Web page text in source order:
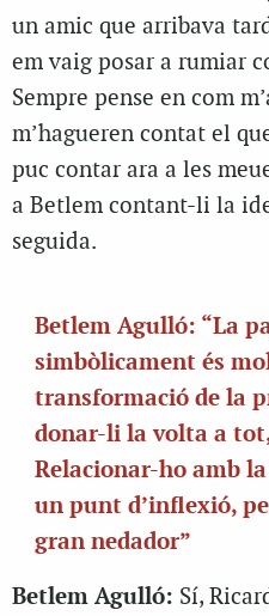
un amic que arribava
em vaig posar a rumiar
Sempre pense en com
m’hagueren contat el
puc contar ara a les
a Betlem contant-li la
seguida.
Betlem Agulló: “La
simbòlicament és
transformació de la
donar-li la volta a
Relacionar-ho amb
un punt d’inflexió,
gran nedador”
Betlem Agulló: Sí,